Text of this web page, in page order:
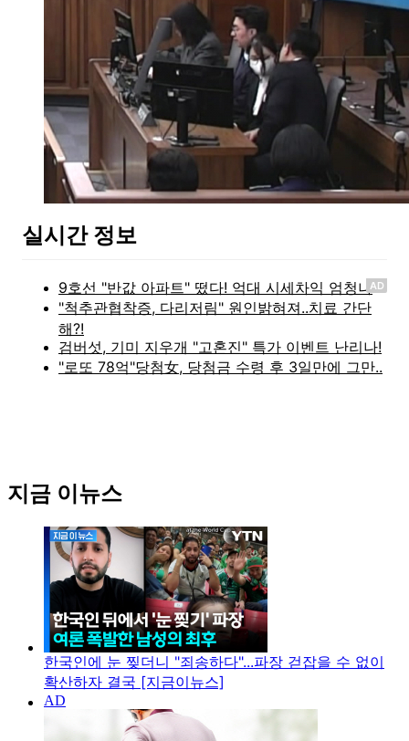
실시간 정보
AD
지금 이뉴스
한국인에 눈 찢더니 "죄송하다"...파장 걷잡을 수 없이
확산하자 결국 [지금이뉴스]